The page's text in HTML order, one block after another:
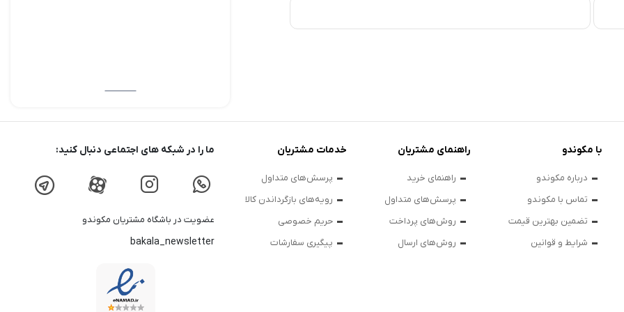
با مکوندو
درباره مکوندو
تماس با مکوندو
تضمین بهترین قیمت
شرایط و قوانین
راهنمای مشتریان
راهنمای خرید
پرسش‌های متداول
روش‌های پرداخت
روش‌های ارسال
خدمات مشتریان
پرسش‌های متداول
رویه‌های بازگرداندن کالا
حریم خصوصی
پیگیری سفارشات
ما را در شبکه های اجتماعی دنبال کنید:
عضویت در باشگاه مشتریان مکوندو
bakala_newsletter